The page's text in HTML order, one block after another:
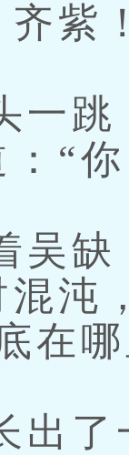
齐紫
跳
：“
缺
混沌
在
了